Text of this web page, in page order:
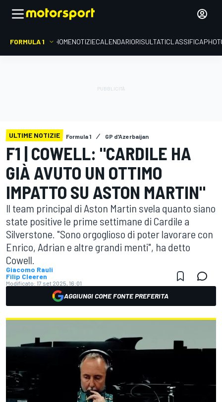
FORMULA 1 HOMENOTIZIECALENDARIORISULTATICLASSIFICA
ULTIME NOTIZIE Formula 1 GP d'Azerbaijan
F1 | COWELL: "CARDILE HA
GIÀ AVUTO UN OTTIMO
IMPATTO SU ASTON MARTIN"
Il team principal di Aston Martin svela quanto siano
state positive le prime settimane di Cardile a
Silverstone. "Sono orgoglioso di poter lavorare con
Enrico, Adrian e altre grandi menti", ha detto
Cowell.
Giacomo Rauli
Filip Cleeren
Modificato: 17 set 2025, 16:01
AGGIUNGI COME FONTE PREFERITA